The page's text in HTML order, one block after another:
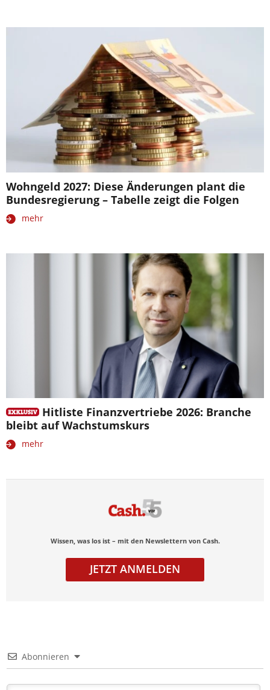
Wohngeld 2027: Diese Änderungen plant die
Bundesregierung – Tabelle zeigt die Folgen
mehr
Hitliste Finanzvertriebe 2026: Branche
bleibt auf Wachstumskurs
mehr
Wissen, was los ist – mit den Newslettern von Cash.
JETZT ANMELDEN
Abonnieren